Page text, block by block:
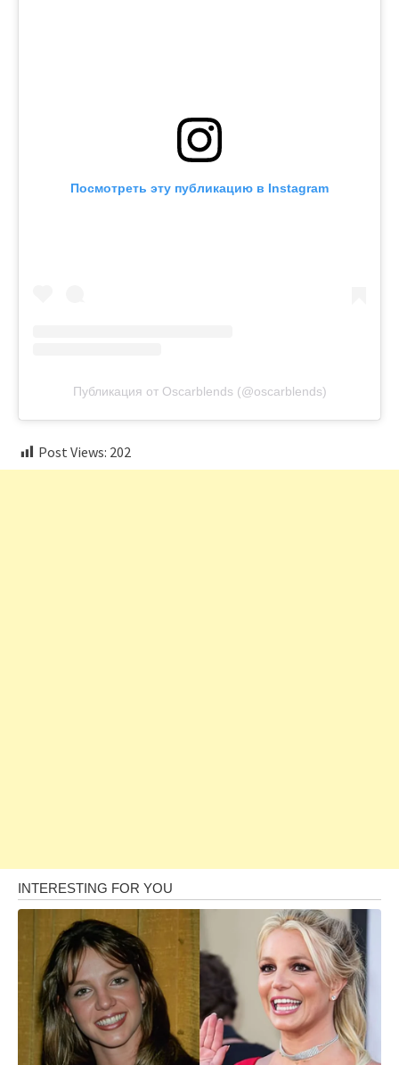
Посмотреть эту публикацию в Instagram
Публикация от Oscarblends (@oscarblends)
Post Views: 202